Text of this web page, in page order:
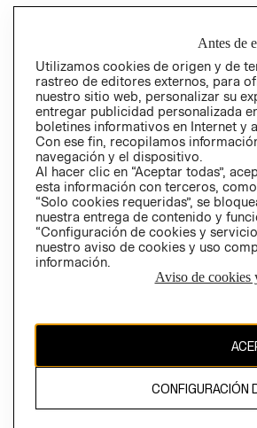
Perú (S/)
CAMBIAR REGIÓN
propiedad de H&M Hennes & Mauritz AB
Antes de
Utilizamos cookies de origen y de
rastreo de editores externos, para
nuestro sitio web, personalizar su
entregar publicidad personalizada
boletines informativos en Internet y
Con ese fin, recopilamos
navegación y el dispositivo.
Al hacer clic en “Aceptar todas”,
esta información con terceros,
“Solo cookies requeridas”, se
nuestra entrega de contenido y
“Configuración de cookies y
nuestro aviso de cookies y uso
información.
Aviso de cookies
CONFIGURACIÓN